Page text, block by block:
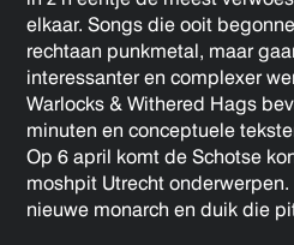
elkaar. Songs die ooit
rechtaan punkmetal, maar
interessanter en complexer
Warlocks & Withered Hags
minuten en conceptuele
Op 6 april komt de Schotse
moshpit Utrecht
nieuwe monarch en duik die